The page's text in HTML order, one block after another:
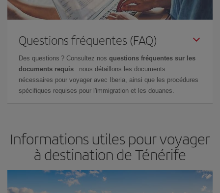
Questions fréquentes (FAQ)
Des questions ? Consultez nos questions fréquentes sur les
documents requis : nous détaillons les documents
nécessaires pour voyager avec Iberia, ainsi que les procédures
spécifiques requises pour l'immigration et les douanes.
Informations utiles pour voyager
à destination de Ténérife